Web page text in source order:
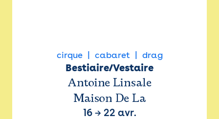
cirque cabaret drag
Bestiaire/Vestaire
Antoine Linsale
Maison De La
16→ 22 avr.